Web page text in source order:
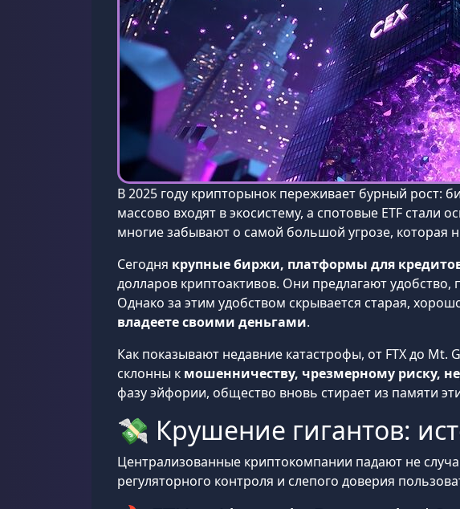
В 2025 году крипторынок переживает бурный рост:
массово входят в экосистему, а спотовые ETF
многие забывают о самой большой угрозе, которая
Сегодня крупные биржи, платформы для
долларов криптоактивов. Они предлагают
Однако за этим удобством скрывается старая,
владеете своими деньгами.
Как показывают недавние катастрофы, от FTX до Mt.
склонны к мошенничеству, чрезмерному риску,
фазу эйфории, общество вновь стирает из памяти
💸 Крушение гигантов:
Централизованные криптокомпании падают не
регуляторного контроля и слепого доверия